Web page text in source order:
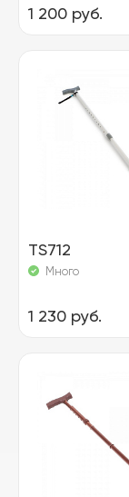
1 200 руб.
TS712
Много
1 230 руб.